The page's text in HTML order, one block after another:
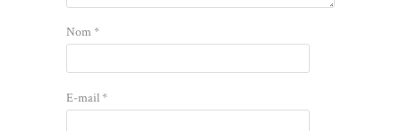
Nom*
E-mail*